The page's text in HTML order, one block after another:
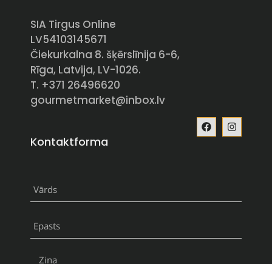
SIA Tirgus Online
LV54103145671
Čiekurkalna 8. šķērslīnija 6-6,
Rīga, Latvija, LV-1026.
T. +371 26496620
gourmetmarket@inbox.lv
Kontaktforma